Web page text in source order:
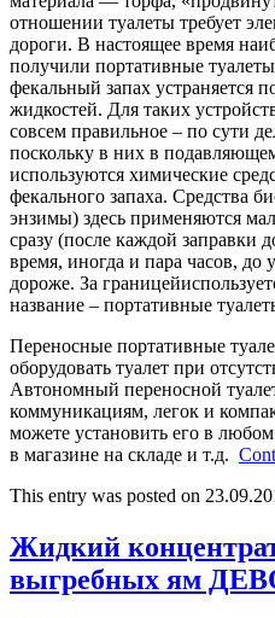
отношении туалеты требует
дороги. В настоящее время
получили портативные
фекальный запах устраняется
жидкостей. Для таких
совсем правильное – по сути
поскольку в них в
используются химические
фекального запаха. Средства
энзимы) здесь применяются
сразу (после каждой заправки
время, иногда и пара часов, до
дороже. За
название – портативные
Переносные портативные
оборудовать туалет при
Автономный переносной
коммуникациям, легок и
можете установить его в
в магазине на складе и т.д.
This entry was posted on
Жидкий
выгребных ям